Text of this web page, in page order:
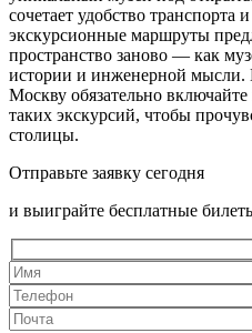
сочетает удобство
экскурсионные маршруты
пространство заново — как
истории и инженерной мысли.
Москву обязательно
таких экскурсий, чтобы
столицы.
Отправьте заявку сегодня
и выиграйте бесплатные